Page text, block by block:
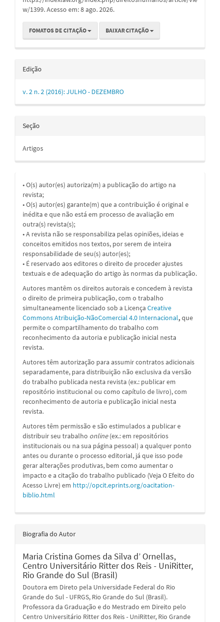
w/1399. Acesso em: 8 ago. 2026.
FOMATOS DE CITAÇÃO BAIXAR CITAÇÃO
Edição
v. 2 n. 2 (2016): JULHO - DEZEMBRO
Seção
Artigos
• O(s) autor(es) autoriza(m) a publicação do artigo na
revista;
• O(s) autor(es) garante(m) que a contribuição é original e
inédita e que não está em processo de avaliação em
outra(s) revista(s);
• A revista não se responsabiliza pelas opiniões, ideias e
conceitos emitidos nos textos, por serem de inteira
responsabilidade de seu(s) autor(es);
• É reservado aos editores o direito de proceder ajustes
textuais e de adequação do artigo às normas da publicação.
Autores mantêm os direitos autorais e concedem à revista
o direito de primeira publicação, com o trabalho
simultaneamente licenciado sob a Licença Creative
Commons Atribuição-NãoComercial 4.0 Internacional,que
permite o compartilhamento do trabalho com
reconhecimento da autoria e publicação inicial nesta
revista.
Autores têm autorização para assumir contratos adicionais
separadamente, para distribuição não exclusiva da versão
do trabalho publicada nesta revista (ex.: publicar em
repositório institucional ou como capítulo de livro), com
reconhecimento de autoria e publicação inicial nesta
revista.
Autores têm permissão e são estimulados a publicar e
distribuir seu trabalho online(ex.: em repositórios
institucionais ou na sua página pessoal) a qualquer ponto
antes ou durante o processo editorial, já que isso pode
gerar alterações produtivas, bem como aumentar o
impacto e a citação do trabalho publicado (Veja O Efeito do
Acesso Livre) em http://opcit.eprints.org/oacitation-
biblio.html
Biografia do Autor
Maria Cristina Gomes da Silva d’ Ornellas,
Centro Universitário Ritter dos Reis - UniRitter,
Rio Grande do Sul (Brasil)
Doutora em Direto pela Universidade Federal do Rio
Grande do Sul - UFRGS, Rio Grande do Sul (Brasil).
Professora da Graduação e do Mestrado em Direito pelo
Centro Universitário Ritter dos Reis - UniRitter, Rio Grande